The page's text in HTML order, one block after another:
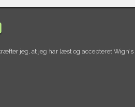
jeg, at jeg har læst og accepteret Wign's